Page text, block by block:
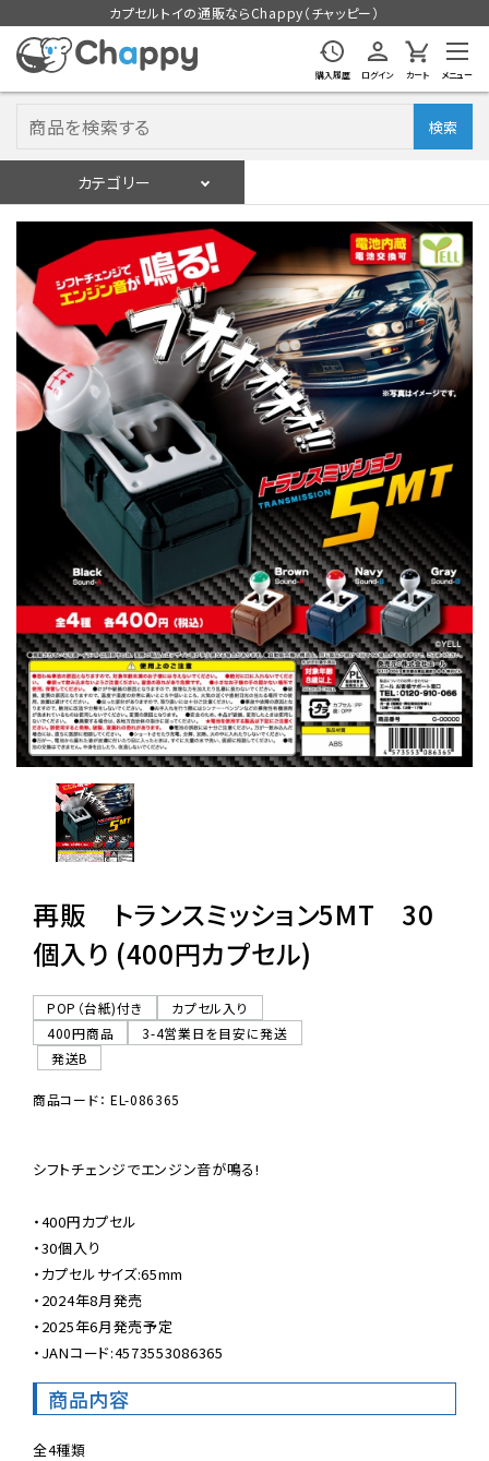
カプセルトイの通販ならChappy（チャッピー）
購入履歴 ログイン カート メニュー
検索
カテゴリー
ログイン
入荷スケジュールをチェック
カプセルトイマシン本体
カプセルトイ
販促用空カプセル
レンタル
景品・玩具・文具
販促用カプセルトイ
よくあるご質問
06-6282-7659
再販 トランスミッション5MT 30
個入り (400円カプセル)
POP（台紙)付き
カプセル入り
400円商品
3-4営業日を目安に発送
発送B
商品コード： EL-086365
シフトチェンジでエンジン音が鳴る!
・400円カプセル
・30個入り
・カプセルサイズ:65mm
・2024年8月発売
・2025年6月発売予定
・JANコード:4573553086365
商品内容
全4種類